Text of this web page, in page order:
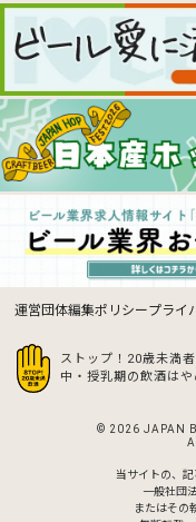
運営団体編集ポリシープライ
ストップ！20歳未満
中・授乳期の飲酒はや
© 2026 JAPAN
当サイトの、記
一般社団
またはその